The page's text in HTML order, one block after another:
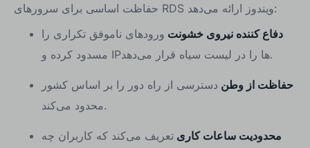
حفاظت اساسی برای سرورهای RDS ویندوز ارائه می‌دهد:
دفاع کننده نیروی خشونت ورودهای ناموفق تکراری را
مسدود کرده و IPها را در لیست سیاه قرار می‌دهد.
حفاظت از وطن دسترسی از راه دور را بر اساس کشور
محدود می‌کند.
محدودیت ساعات کاری تعریف می‌کند که کاربران چه